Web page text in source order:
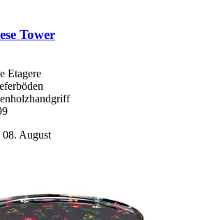
Tower
Etagere
08. August